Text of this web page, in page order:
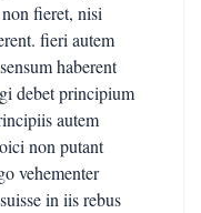
fieret, nisi
fieri autem
haberent
debet principium
autem
non putant
vehementer
in iis rebus